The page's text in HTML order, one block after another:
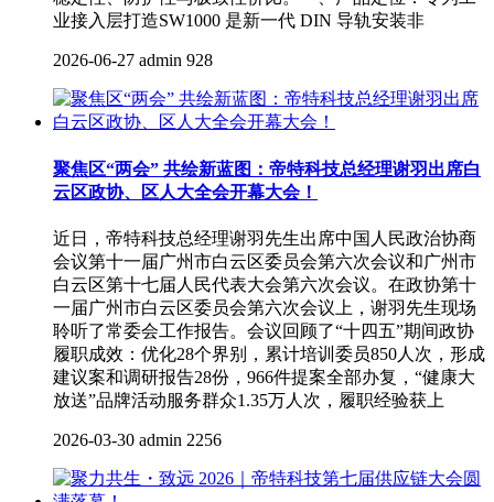
业接入层打造SW1000 是新一代 DIN 导轨安装非
2026-06-27 admin 928
聚焦区“两会” 共绘新蓝图：帝特科技总经理谢羽出席白
云区政协、区人大全会开幕大会！
近日，帝特科技总经理谢羽先生出席中国人民政治协商
会议第十一届广州市白云区委员会第六次会议和广州市
白云区第十七届人民代表大会第六次会议。在政协第十
一届广州市白云区委员会第六次会议上，谢羽先生现场
聆听了常委会工作报告。会议回顾了“十四五”期间政协
履职成效：优化28个界别，累计培训委员850人次，形成
建议案和调研报告28份，966件提案全部办复，“健康大
放送”品牌活动服务群众1.35万人次，履职经验获上
2026-03-30 admin 2256